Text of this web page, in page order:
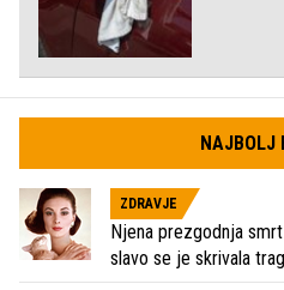
NAJBOLJ
ZDRAVJE
Njena prezgodnja
slavo se je skrivala